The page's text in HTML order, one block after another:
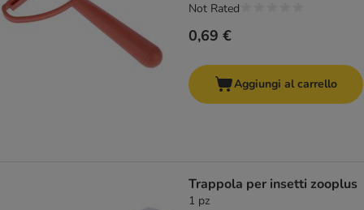
0,69 €
Not Rated
Aggiungi al carrello
Trappola per insetti zooplus
1 pz